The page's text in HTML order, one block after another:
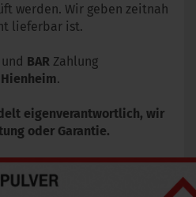
werden. Wir geben zeitnah
lieferbar ist.
und BAR Zahlung
Hienheim.
eigenverantwortlich, wir
oder Garantie.